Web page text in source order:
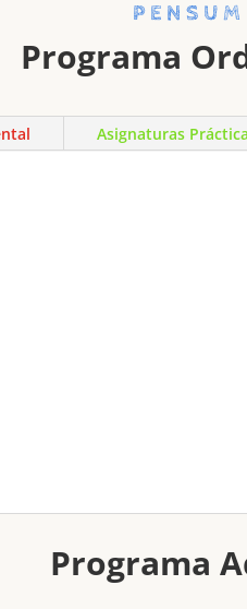
PENSUM
Programa
Asignaturas
Programa